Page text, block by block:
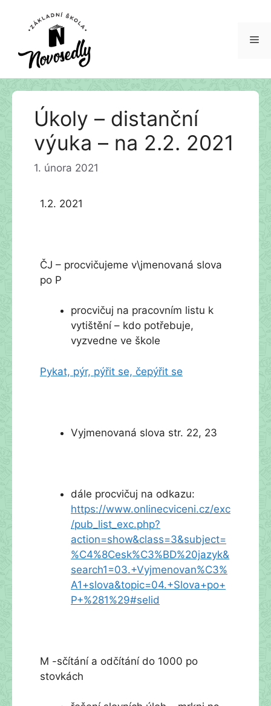
Přeskočit
Úkoly – distanční
výuka – na 2.2. 2021
1. února 2021
1.2. 2021
ČJ – procvičujeme v\jmenovaná slova
po P
procvičuj na pracovním listu k
vytištění – kdo potřebuje,
vyzvedne ve škole
Pykat, pýr, pýřit se, čepýřit se
Vyjmenovaná slova str. 22, 23
dále procvičuj na odkazu:
https://www.onlinecviceni.cz/exc
/pub_list_exc.php?
action=show&class=3&subject=
%C4%8Cesk%C3%BD%20jazyk&
search1=03.+Vyjmenovan%C3%
A1+slova&topic=04.+Slova+po+
P+%281%29#selid
M -sčítání a odčítání do 1000 po
stovkách